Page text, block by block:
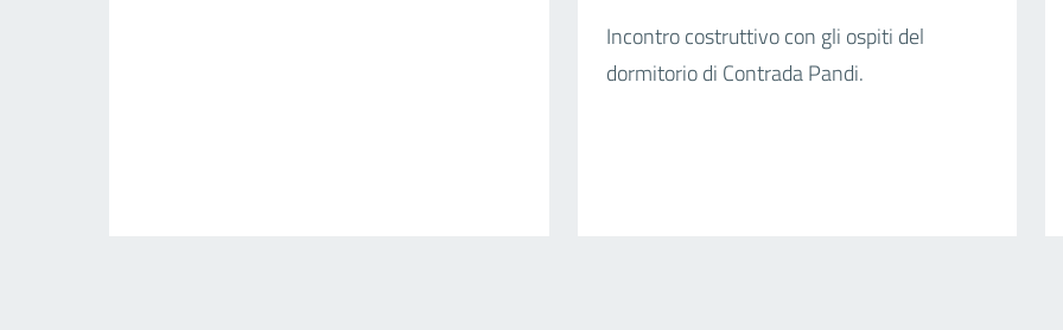
Incontro costruttivo con gli ospiti del
dormitorio di Contrada Pandi.